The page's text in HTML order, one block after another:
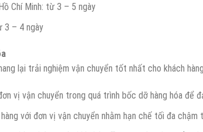
Chí Minh: từ 3 – 5 ngày
3 – 4 ngày
lại trải nghiệm vận chuyển tốt nhất cho khách
vị vận chuyển trong quá trình bốc dỡ hàng hóa để
với đơn vị vận chuyển nhằm hạn chế tối đa chậm